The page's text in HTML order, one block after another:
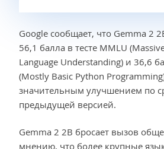
Google сообщает, что Gemma 2
56,1 балла в тесте MMLU
Language Understanding) и 36,6
(Mostly Basic Python
значительным улучшением по
предыдущей версией.
Gemma 2 2B бросает вызов
мнению, что более крупные